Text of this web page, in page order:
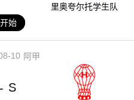
里奥夸尔托学生队
始
10 阿甲
- S